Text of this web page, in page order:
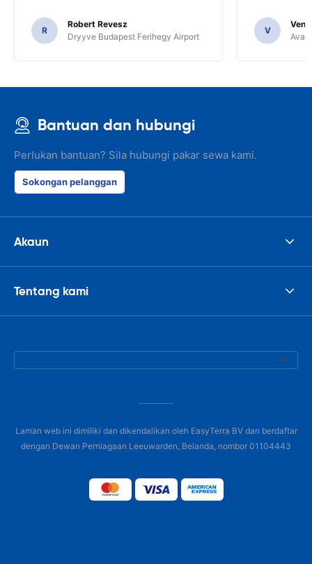
R
Robert Revesz
Dryyve Budapest Ferihegy Airport
V
Bantuan dan hubungi
Perlukan bantuan? Sila hubungi pakar sewa kami.
Sokongan pelanggan
Akaun
Tentang kami
Laman web ini dimiliki dan dikendalikan oleh EasyTerra BV dan berdaftar
dengan Dewan Perniagaan Leeuwarden, Belanda, nombor 01104443